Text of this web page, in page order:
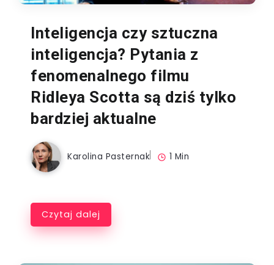
Inteligencja czy sztuczna
inteligencja? Pytania z
fenomenalnego filmu
Ridleya Scotta są dziś tylko
bardziej aktualne
Karolina Pasternak 1 Min
Czytaj dalej